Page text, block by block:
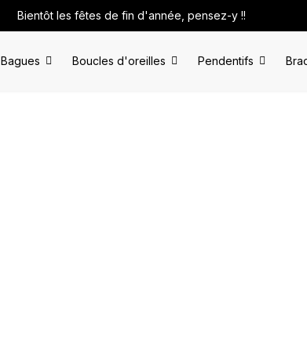
Bientôt les fêtes de fin d'année, pensez-y !!
Bagues Boucles d'oreilles Pendentifs